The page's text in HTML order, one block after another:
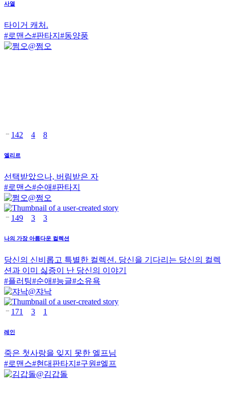
사열
타이거 캐처.
#로맨스#판타지 #동양풍
@쩜오
142 4 8
엘리르
선택받았으나, 버림받은 자
#로맨스#순애#판타지
@쩜오
149 3 3
나의 가장 아름다운 컬렉션
당신의 신비롭고 특별한 컬렉션. 당신을 기다리는 당신의 컬렉
션과 이미 싫증이 난 당신의 이야기
#플러팅#순애#능글#소유욕
@쟈낙
171 3 1
레인
죽은 첫사랑을 잊지 못한 엘프님
#로맨스#현대판타지 #구원#엘프
@김갑돌